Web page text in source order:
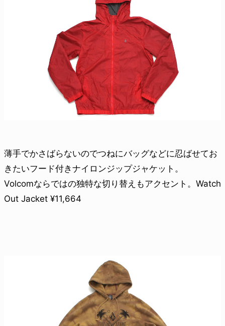
薄手でかさばらないのでつねにバッグなどに忍ばせてお
きたいフード付きナイロンジップジャケット。
Volcomならではの独特な切り替えもアクセント。Watch
Out Jacket ¥11,664